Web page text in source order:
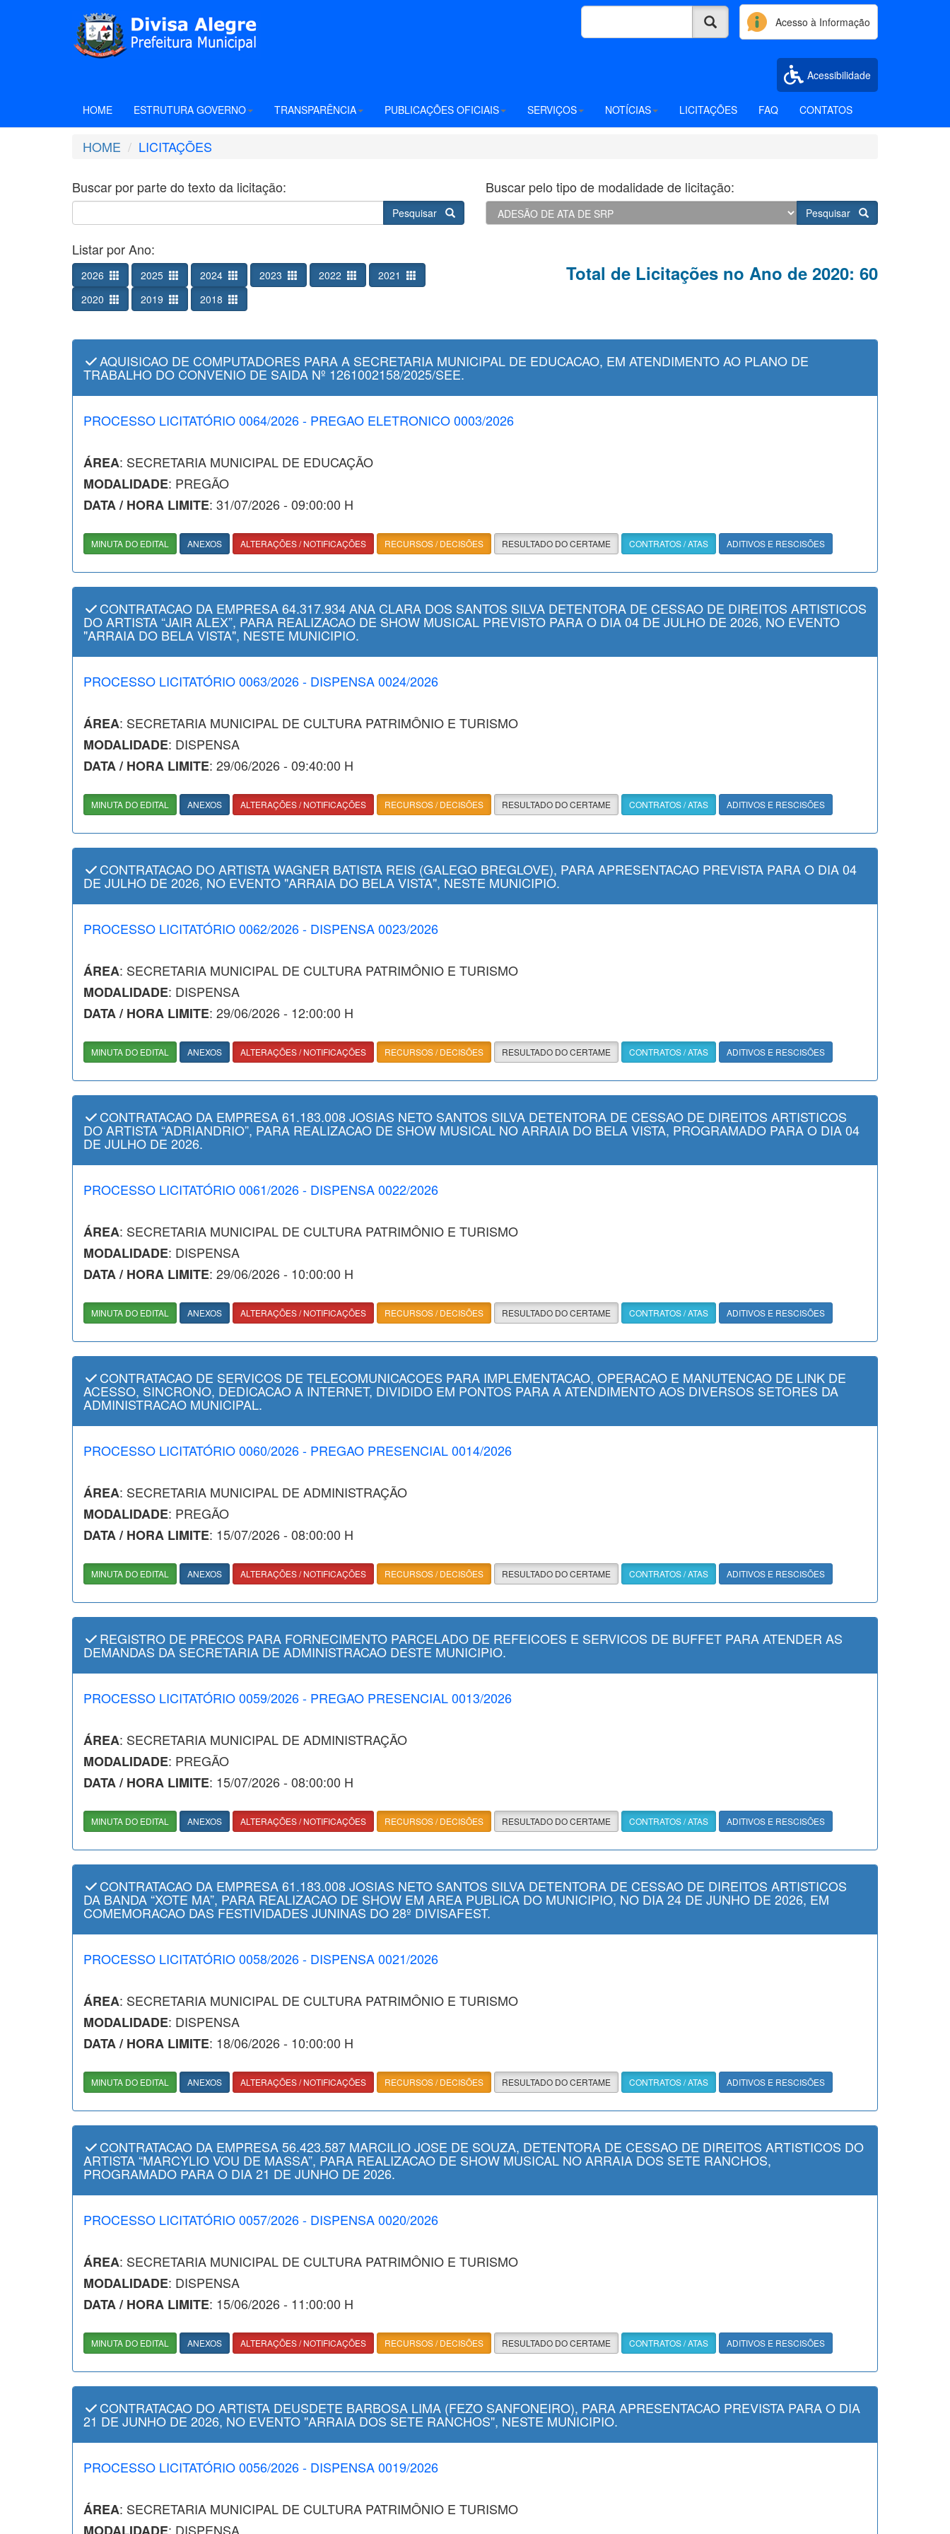
Acesso à Informação
Acessibilidade
HOME ESTRUTURA GOVERNO TRANSPARÊNCIA PUBLICAÇÕES OFICIAIS SERVIÇOS NOTÍCIAS LICITAÇÕES FAQ CONTATOS
HOME LICITAÇÕES
Buscar por parte do texto da licitação:
Pesquisar
Buscar pelo tipo de modalidade de licitação:
Pesquisar
Listar por Ano:
2026 2025 2024 2023 2022
2021
2020
2019 2018
Total de Licitações no Ano de 2020: 60
AQUISICAO DE COMPUTADORES PARA A SECRETARIA MUNICIPAL DE EDUCACAO, EM ATENDIMENTO AO PLANO DE
TRABALHO DO CONVENIO DE SAIDA Nº 1261002158/2025/SEE.
PROCESSO LICITATÓRIO 0064/2026 - PREGAO ELETRONICO 0003/2026
ÁREA: SECRETARIA MUNICIPAL DE EDUCAÇÃO
MODALIDADE: PREGÃO
DATA / HORA LIMITE: 31/07/2026 - 09:00:00 H
MINUTA DO EDITAL ANEXOS ALTERAÇÕES / NOTIFICAÇÕES RECURSOS / DECISÕES RESULTADO DO CERTAME CONTRATOS / ATAS ADITIVOS E RESCISÕES
CONTRATACAO DA EMPRESA 64.317.934 ANA CLARA DOS SANTOS SILVA DETENTORA DE CESSAO DE DIREITOS ARTISTICOS
DO ARTISTA “JAIR ALEX”, PARA REALIZACAO DE SHOW MUSICAL PREVISTO PARA O DIA 04 DE JULHO DE 2026, NO EVENTO
"ARRAIA DO BELA VISTA", NESTE MUNICIPIO.
PROCESSO LICITATÓRIO 0063/2026 - DISPENSA 0024/2026
ÁREA: SECRETARIA MUNICIPAL DE CULTURA PATRIMÔNIO E TURISMO
MODALIDADE: DISPENSA
DATA / HORA LIMITE: 29/06/2026 - 09:40:00 H
MINUTA DO EDITAL ANEXOS ALTERAÇÕES / NOTIFICAÇÕES RECURSOS / DECISÕES RESULTADO DO CERTAME CONTRATOS / ATAS ADITIVOS E RESCISÕES
CONTRATACAO DO ARTISTA WAGNER BATISTA REIS (GALEGO BREGLOVE), PARA APRESENTACAO PREVISTA PARA O DIA 04
DE JULHO DE 2026, NO EVENTO "ARRAIA DO BELA VISTA", NESTE MUNICIPIO.
PROCESSO LICITATÓRIO 0062/2026 - DISPENSA 0023/2026
ÁREA: SECRETARIA MUNICIPAL DE CULTURA PATRIMÔNIO E TURISMO
MODALIDADE: DISPENSA
DATA / HORA LIMITE: 29/06/2026 - 12:00:00 H
MINUTA DO EDITAL ANEXOS ALTERAÇÕES / NOTIFICAÇÕES RECURSOS / DECISÕES RESULTADO DO CERTAME CONTRATOS / ATAS ADITIVOS E RESCISÕES
CONTRATACAO DA EMPRESA 61.183.008 JOSIAS NETO SANTOS SILVA DETENTORA DE CESSAO DE DIREITOS ARTISTICOS
DO ARTISTA “ADRIANDRIO”, PARA REALIZACAO DE SHOW MUSICAL NO ARRAIA DO BELA VISTA, PROGRAMADO PARA O DIA 04
DE JULHO DE 2026.
PROCESSO LICITATÓRIO 0061/2026 - DISPENSA 0022/2026
ÁREA: SECRETARIA MUNICIPAL DE CULTURA PATRIMÔNIO E TURISMO
MODALIDADE: DISPENSA
DATA / HORA LIMITE: 29/06/2026 - 10:00:00 H
MINUTA DO EDITAL ANEXOS ALTERAÇÕES / NOTIFICAÇÕES RECURSOS / DECISÕES RESULTADO DO CERTAME CONTRATOS / ATAS ADITIVOS E RESCISÕES
CONTRATACAO DE SERVICOS DE TELECOMUNICACOES PARA IMPLEMENTACAO, OPERACAO E MANUTENCAO DE LINK DE
ACESSO, SINCRONO, DEDICACAO A INTERNET, DIVIDIDO EM PONTOS PARA A ATENDIMENTO AOS DIVERSOS SETORES DA
ADMINISTRACAO MUNICIPAL.
PROCESSO LICITATÓRIO 0060/2026 - PREGAO PRESENCIAL 0014/2026
ÁREA: SECRETARIA MUNICIPAL DE ADMINISTRAÇÃO
MODALIDADE: PREGÃO
DATA / HORA LIMITE: 15/07/2026 - 08:00:00 H
MINUTA DO EDITAL ANEXOS ALTERAÇÕES / NOTIFICAÇÕES RECURSOS / DECISÕES RESULTADO DO CERTAME CONTRATOS / ATAS ADITIVOS E RESCISÕES
REGISTRO DE PRECOS PARA FORNECIMENTO PARCELADO DE REFEICOES E SERVICOS DE BUFFET PARA ATENDER AS
DEMANDAS DA SECRETARIA DE ADMINISTRACAO DESTE MUNICIPIO.
PROCESSO LICITATÓRIO 0059/2026 - PREGAO PRESENCIAL 0013/2026
ÁREA: SECRETARIA MUNICIPAL DE ADMINISTRAÇÃO
MODALIDADE: PREGÃO
DATA / HORA LIMITE: 15/07/2026 - 08:00:00 H
MINUTA DO EDITAL ANEXOS ALTERAÇÕES / NOTIFICAÇÕES RECURSOS / DECISÕES RESULTADO DO CERTAME CONTRATOS / ATAS ADITIVOS E RESCISÕES
CONTRATACAO DA EMPRESA 61.183.008 JOSIAS NETO SANTOS SILVA DETENTORA DE CESSAO DE DIREITOS ARTISTICOS
DA BANDA “XOTE MA”, PARA REALIZACAO DE SHOW EM AREA PUBLICA DO MUNICIPIO, NO DIA 24 DE JUNHO DE 2026, EM
COMEMORACAO DAS FESTIVIDADES JUNINAS DO 28º DIVISAFEST.
PROCESSO LICITATÓRIO 0058/2026 - DISPENSA 0021/2026
ÁREA: SECRETARIA MUNICIPAL DE CULTURA PATRIMÔNIO E TURISMO
MODALIDADE: DISPENSA
DATA / HORA LIMITE: 18/06/2026 - 10:00:00 H
MINUTA DO EDITAL ANEXOS ALTERAÇÕES / NOTIFICAÇÕES RECURSOS / DECISÕES RESULTADO DO CERTAME CONTRATOS / ATAS ADITIVOS E RESCISÕES
CONTRATACAO DA EMPRESA 56.423.587 MARCILIO JOSE DE SOUZA, DETENTORA DE CESSAO DE DIREITOS ARTISTICOS DO
ARTISTA “MARCYLIO VOU DE MASSA”, PARA REALIZACAO DE SHOW MUSICAL NO ARRAIA DOS SETE RANCHOS,
PROGRAMADO PARA O DIA 21 DE JUNHO DE 2026.
PROCESSO LICITATÓRIO 0057/2026 - DISPENSA 0020/2026
ÁREA: SECRETARIA MUNICIPAL DE CULTURA PATRIMÔNIO E TURISMO
MODALIDADE: DISPENSA
DATA / HORA LIMITE: 15/06/2026 - 11:00:00 H
MINUTA DO EDITAL ANEXOS ALTERAÇÕES / NOTIFICAÇÕES RECURSOS / DECISÕES RESULTADO DO CERTAME CONTRATOS / ATAS ADITIVOS E RESCISÕES
CONTRATACAO DO ARTISTA DEUSDETE BARBOSA LIMA (FEZO SANFONEIRO), PARA APRESENTACAO PREVISTA PARA O DIA
21 DE JUNHO DE 2026, NO EVENTO "ARRAIA DOS SETE RANCHOS", NESTE MUNICIPIO.
PROCESSO LICITATÓRIO 0056/2026 - DISPENSA 0019/2026
ÁREA: SECRETARIA MUNICIPAL DE CULTURA PATRIMÔNIO E TURISMO
: DISPENSA